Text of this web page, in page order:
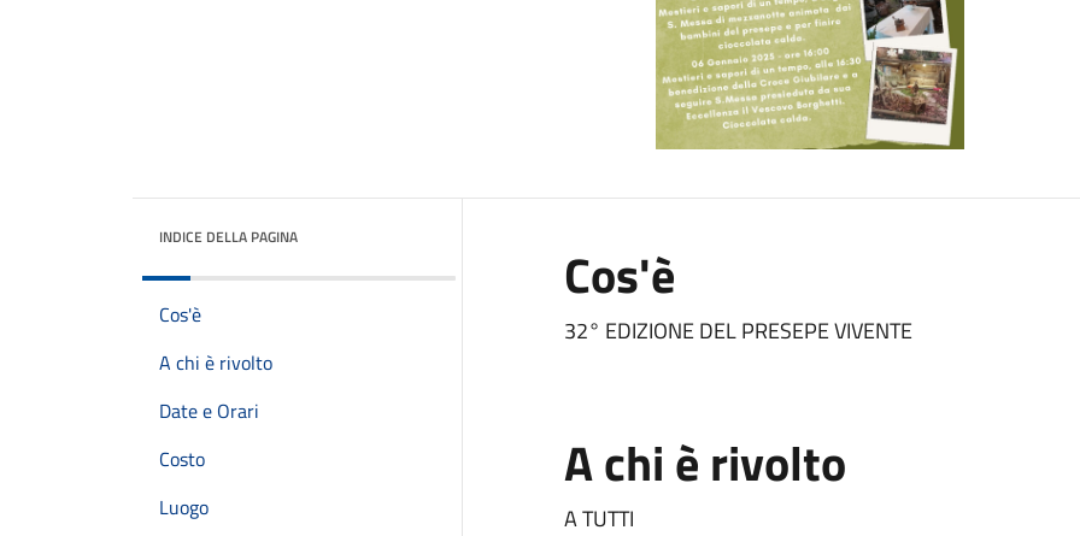
INDICE DELLA PAGINA
Cos'è
A chi è rivolto
Date e Orari
Costo
Luogo
Cos'è
32° EDIZIONE DEL PRESEPE VIVENTE
A chi è rivolto
A TUTTI